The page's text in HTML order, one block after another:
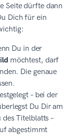
Seite dürfte dann
Dich für ein
Du in der
möchtest, darf
Die genaue
– bei der
Du Dir am
Titelblatts –
abgestimmt